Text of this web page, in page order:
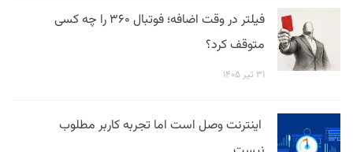
فیلتر در وقت اضافه؛ فوتبال ۳۶۰ را چه کسی
متوقف کرد؟
۳۱ تیر ۱۴۰۵
اینترنت وصل است اما تجربه کاربر مطلوب